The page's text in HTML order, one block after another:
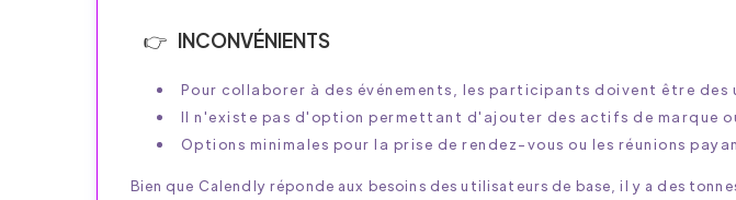
INCONVÉNIENTS
Pour collaborer à des événements, les participants doivent être
Il n'existe pas d'option permettant d'ajouter des actifs de marque
Options minimales pour la prise de rendez-vous ou les réunions
Bien que Calendly réponde aux besoins des utilisateurs de base, il y a des